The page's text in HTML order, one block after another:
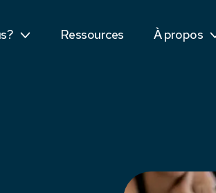
Ressources À propos
Équipe